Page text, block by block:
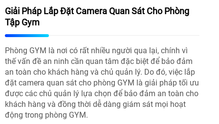
Giải Pháp Lắp Đặt Camera Quan Sát Cho Phòng
Tập Gym
Phòng GYM là nơi có rất nhiều người qua lại, chính vì
thế vấn đề an ninh cần quan tâm đặc biệt để bảo đảm
an toàn cho khách hàng và chủ quản lý. Do đó, việc lắp
đặt camera quan sát cho phòng GYM là giải pháp tối ưu
được các chủ quản lý lựa chọn để bảo đảm an toàn cho
khách hàng và đồng thời dễ dàng giám sát mọi hoạt
động trong phòng GYM.